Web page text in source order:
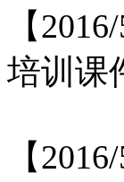
【
培训课
【